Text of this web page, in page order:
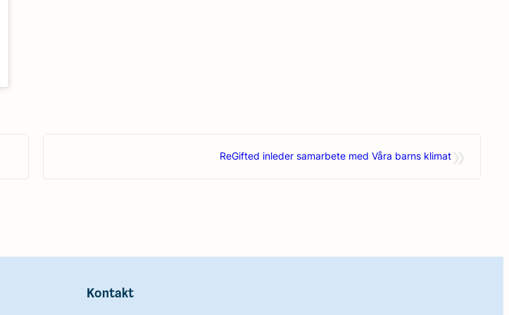
ReGifted inleder samarbete med Våra barns klimat
Kontakt